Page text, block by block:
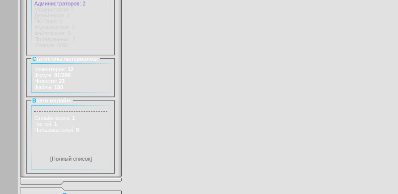
Администраторов: 2
Статистика материалов:
Коментарии: 12
Форум: 91/290
Новости: 23
Файлы: 150
Всего онлайн:
Онлайн всего: 1
Гостей: 1
Пользователей: 0
[Полный список]